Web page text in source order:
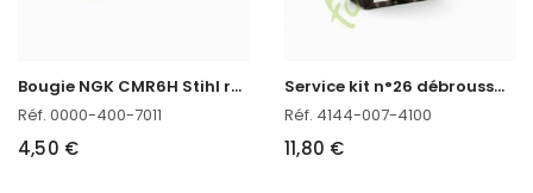
B
ougie NGK CMR6H Stihl réf. 0000-400-7011 en stock
Réf. 0000-400-7011
4,50 €
S
ervice kit n°26 débroussailleuse FS 40, FS 50, FS 56, FS 70
Réf. 4144-007-4100
11,80 €